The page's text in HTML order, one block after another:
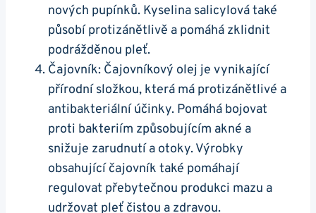
‌nových pupínků. ⁢Kyselina⁣ salicylová ‍také
působí‍ protizánětlivě a pomáhá zklidnit
podrážděnou pleť.
Čajovník: Čajovníkový olej je vynikající
přírodní‌ složkou, ⁢která má protizánětlivé a‍
antibakteriální účinky. Pomáhá bojovat
proti bakteriím způsobujícím akné a
snižuje zarudnutí ⁤a‍ otoky. Výrobky
obsahující ⁤čajovník také pomáhají
regulovat přebytečnou ⁣produkci mazu a⁣
udržovat pleť čistou a ‌zdravou.